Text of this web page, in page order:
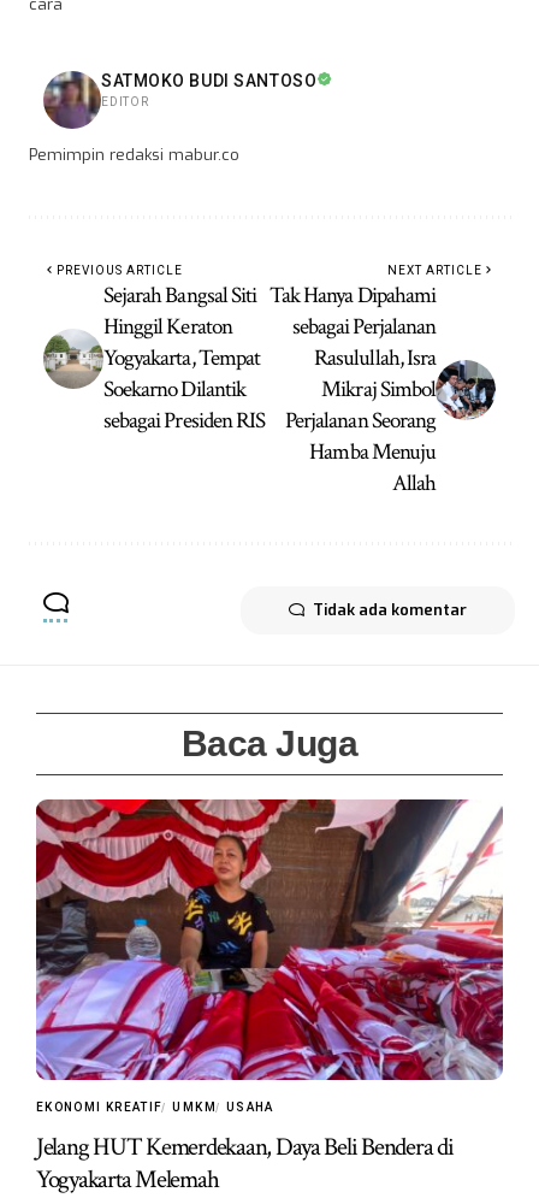
cara
SATMOKO BUDI SANTOSO
EDITOR
Pemimpin redaksi mabur.co
PREVIOUS ARTICLE
Sejarah Bangsal Siti
Hinggil Keraton
Yogyakarta, Tempat
Soekarno Dilantik
sebagai Presiden RIS
NEXT ARTICLE
Tak Hanya Dipahami
sebagai Perjalanan
Rasulullah, Isra
Mikraj Simbol
Perjalanan Seorang
Hamba Menuju
Allah
Tidak ada komentar
Baca Juga
EKONOMI KREATIF UMKM USAHA
Jelang HUT Kemerdekaan, Daya Beli Bendera di
Yogyakarta Melemah